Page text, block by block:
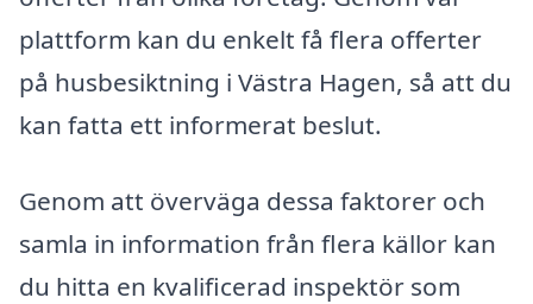
plattform kan du enkelt få flera offerter
på husbesiktning i Västra Hagen, så att du
kan fatta ett informerat beslut.
Genom att överväga dessa faktorer och
samla in information från flera källor kan
du hitta en kvalificerad inspektör som